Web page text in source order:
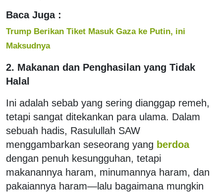
Baca Juga :
Trump Berikan Tiket Masuk Gaza ke Putin, ini
Maksudnya
2. Makanan dan Penghasilan yang Tidak
Halal
Ini adalah sebab yang sering dianggap remeh,
tetapi sangat ditekankan para ulama. Dalam
sebuah hadis, Rasulullah SAW
menggambarkan seseorang yang berdoa
dengan penuh kesungguhan, tetapi
makanannya haram, minumannya haram, dan
pakaiannya haram—lalu bagaimana mungkin